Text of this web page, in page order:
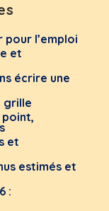
pour l’emploi
et
écrire une
grille
et
estimés et
: